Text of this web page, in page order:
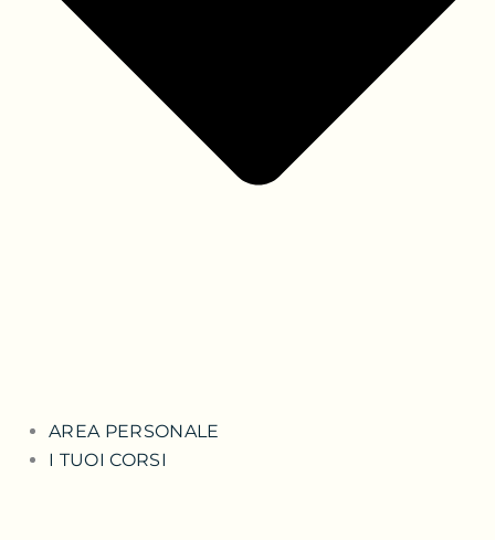
AREA PERSONALE
I TUOI CORSI